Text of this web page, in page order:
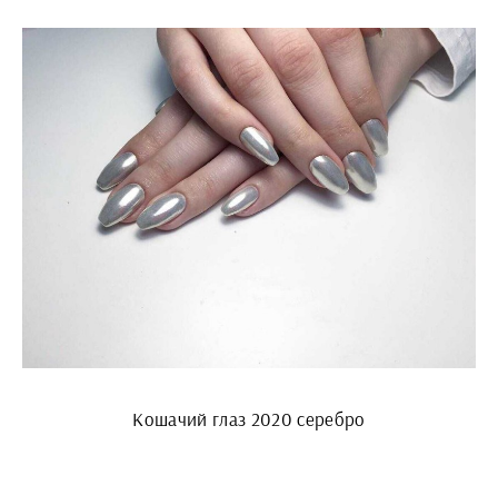
Кошачий глаз 2020 серебро